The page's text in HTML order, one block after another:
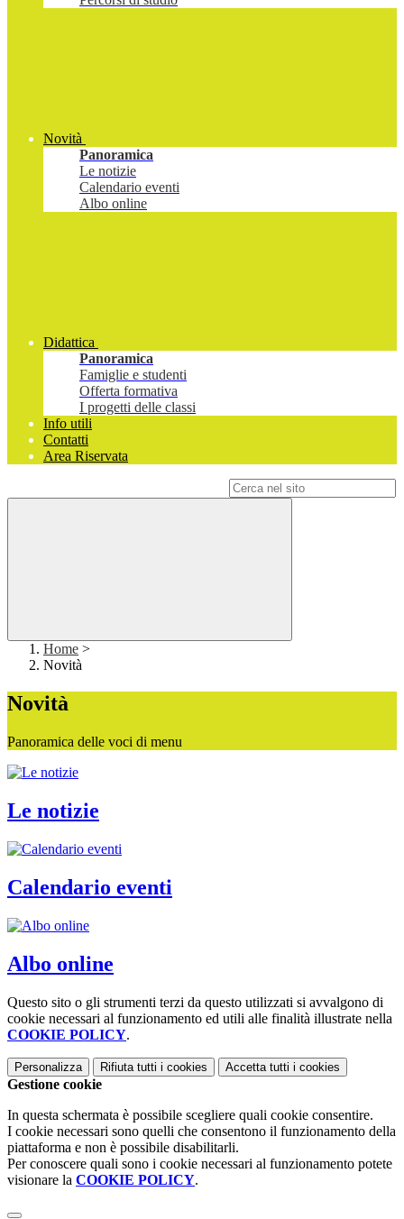
Novità
Panoramica
Le notizie
Calendario eventi
Albo online
Didattica
Panoramica
Famiglie e studenti
Offerta formativa
I progetti delle classi
Info utili
Contatti
Area Riservata
Home >
Novità
Novità
Panoramica delle voci di menu
Le notizie
Calendario eventi
Albo online
Questo sito o gli strumenti terzi da questo utilizzati si avvalgono di
cookie necessari al funzionamento ed utili alle finalità illustrate nella
COOKIE POLICY.
Personalizza Rifiuta tutti i cookies Accetta tutti i cookies
Gestione cookie
In questa schermata è possibile scegliere quali cookie consentire.
I cookie necessari sono quelli che consentono il funzionamento della
piattaforma e non è possibile disabilitarli.
Per conoscere quali sono i cookie necessari al funzionamento potete
visionare la COOKIE POLICY.